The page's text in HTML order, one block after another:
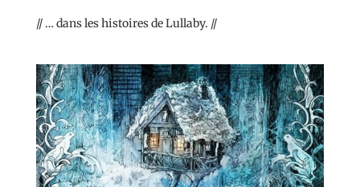
// … dans les histoires de Lullaby. //